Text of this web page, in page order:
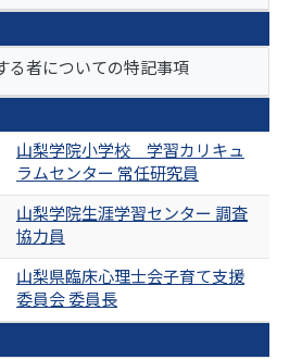
者についての特記事項
山梨学院小学校 学習カリキュ
ラムセンター 常任研究員
山梨学院生涯学習センター 調査
協力員
山梨県臨床心理士会子育て支援
委員会 委員長